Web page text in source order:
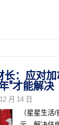
长：应对
”才能解决
月 14 日
（星星生活